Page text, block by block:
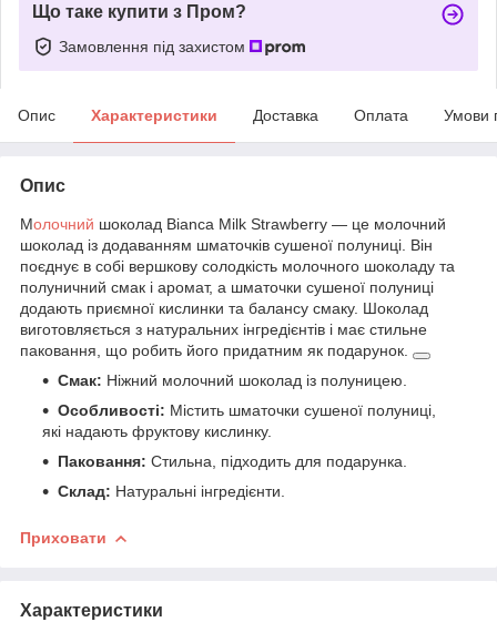
Що таке купити з Пром?
Замовлення під захистом
Опис Характеристики Доставка Оплата Умови
Опис
Молочний шоколад Bianca Milk Strawberry — це молочний
шоколад із додаванням шматочків сушеної полуниці. Він
поєднує в собі вершкову солодкість молочного шоколаду та
полуничний смак і аромат, а шматочки сушеної полуниці
додають приємної кислинки та балансу смаку. Шоколад
виготовляється з натуральних інгредієнтів і має стильне
паковання, що робить його придатним як подарунок.
Смак: Ніжний молочний шоколад із полуницею.
Особливості: Містить шматочки сушеної полуниці,
які надають фруктову кислинку.
Паковання: Стильна, підходить для подарунка.
Склад: Натуральні інгредієнти.
Приховати
Характеристики